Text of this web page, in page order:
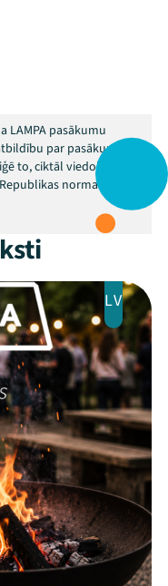
LAMPA pasākumu
par pasākumu
to, ciktāl viedokļu
normatīvajiem
LV